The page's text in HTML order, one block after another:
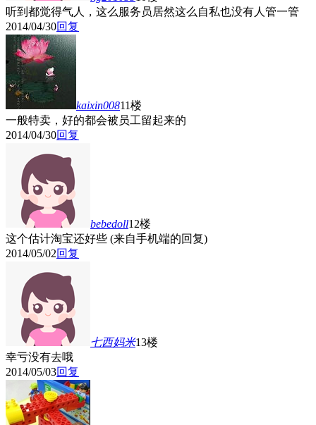
听到都觉得气人，这么服务员居然这么自私也没有人管一管
2014/04/30回复
kaixin00811楼
一般特卖，好的都会被员工留起来的
2014/04/30回复
bebedoll12楼
这个估计淘宝还好些 (来自手机端的回复)
2014/05/02回复
七西妈米13楼
幸亏没有去哦
2014/05/03回复